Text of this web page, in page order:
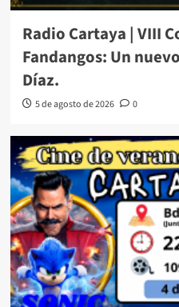
Radio Cartaya | VIII
Fandangos: Un
Díaz.
5 de agosto de 2026 0